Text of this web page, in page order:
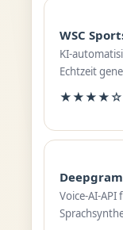
WSC
KI-
Echtzeit
★★★★☆
Deepgram
Voice-AI-API